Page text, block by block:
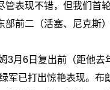
表现不错，但我们首
部前二（活塞、尼克斯
6日复出前（距他去
军已打出惊艳表现。布